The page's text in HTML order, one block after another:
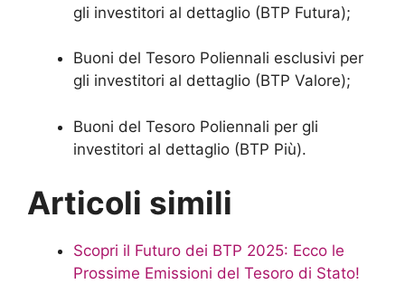
gli investitori al dettaglio (BTP Futura);
Buoni del Tesoro Poliennali esclusivi per
gli investitori al dettaglio (BTP Valore);
Buoni del Tesoro Poliennali per gli
investitori al dettaglio (BTP Più).
Articoli simili
Scopri il Futuro dei BTP 2025: Ecco le
Prossime Emissioni del Tesoro di Stato!